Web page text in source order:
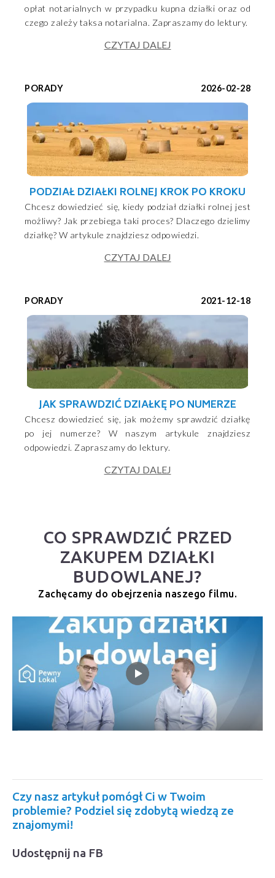
opłat notarialnych w przypadku kupna działki oraz od
czego zależy taksa notarialna. Zapraszamy do lektury.
CZYTAJ DALEJ
PORADY 2026-02-28
PODZIAŁ DZIAŁKI ROLNEJ KROK PO KROKU
Chcesz dowiedzieć się, kiedy podział działki rolnej jest
możliwy? Jak przebiega taki proces? Dlaczego dzielimy
działkę? W artykule znajdziesz odpowiedzi.
CZYTAJ DALEJ
PORADY 2021-12-18
JAK SPRAWDZIĆ DZIAŁKĘ PO NUMERZE
Chcesz dowiedzieć się, jak możemy sprawdzić działkę
po jej numerze? W naszym artykule znajdziesz
odpowiedzi. Zapraszamy do lektury.
CZYTAJ DALEJ
CO SPRAWDZIĆ PRZED
ZAKUPEM DZIAŁKI
BUDOWLANEJ?
Zachęcamy do obejrzenia naszego filmu.
Czy nasz artykuł pomógł Ci w Twoim
problemie? Podziel się zdobytą wiedzą ze
znajomymi!
Udostępnij na FB